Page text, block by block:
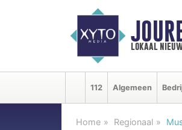
lokaal
112 Algemeen
Home Regionaal